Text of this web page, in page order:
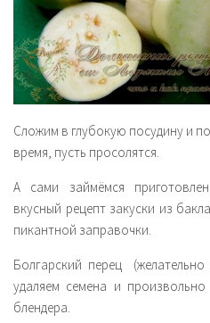
Сложим в глубокую посудину и
время, пусть просолятся.
А сами займёмся
вкусный рецепт закуски из
пикантной заправочки.
Болгарский перец
удаляем семена и
блендера.